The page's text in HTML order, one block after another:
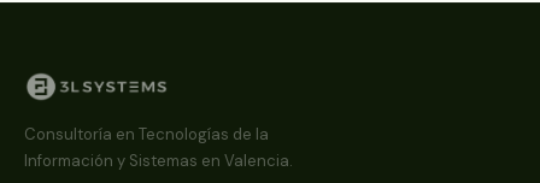
Consultoría en Tecnologías de la
Información y Sistemas en Valencia.